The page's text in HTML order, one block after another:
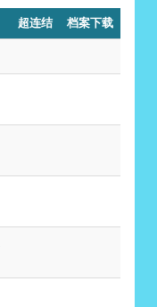
超连结 档案下载